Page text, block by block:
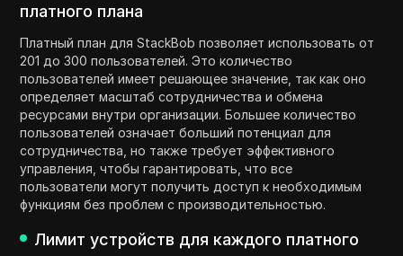
платного плана
Платный план для StackBob позволяет использовать от
201 до 300 пользователей. Это количество
пользователей имеет решающее значение, так как оно
определяет масштаб сотрудничества и обмена
ресурсами внутри организации. Большее количество
пользователей означает больший потенциал для
сотрудничества, но также требует эффективного
управления, чтобы гарантировать, что все
пользователи могут получить доступ к необходимым
функциям без проблем с производительностью.
Лимит устройств для каждого платного